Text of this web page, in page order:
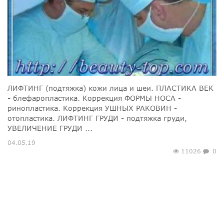
ЛИФТИНГ (подтяжка) кожи лица и шеи. ПЛАСТИКА ВЕК
- блефаропластика. Коррекция ФОРМЫ НОСА -
ринопластика. Коррекция УШНЫХ РАКОВИН -
отопластика. ЛИФТИНГ ГРУДИ - подтяжка груди,
УВЕЛИЧЕНИЕ ГРУДИ ...
04.05.19
11026
0